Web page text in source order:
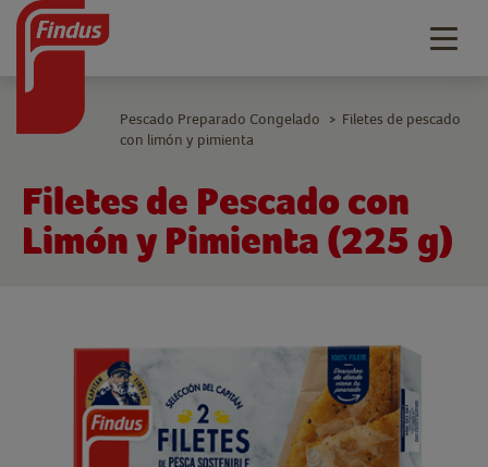
Filetes de Pescado con
Limón y Pimienta (225 g)
Pescado Preparado Congelado > Filetes de pescado
con limón y pimienta